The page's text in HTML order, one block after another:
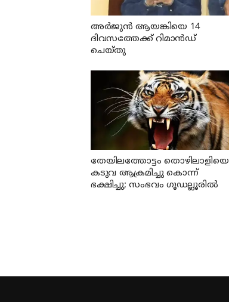
അര്‍ജുന്‍ ആയങ്കിയെ 14
ദിവസത്തേക്ക് റിമാൻഡ്
ചെയ്തു
തേയിലത്തോട്ടം തൊഴിലാളിയെ
കടുവ ആക്രമിച്ചു കൊന്ന്
ഭക്ഷിച്ചു; സംഭവം ഗൂഡല്ലൂരില്‍